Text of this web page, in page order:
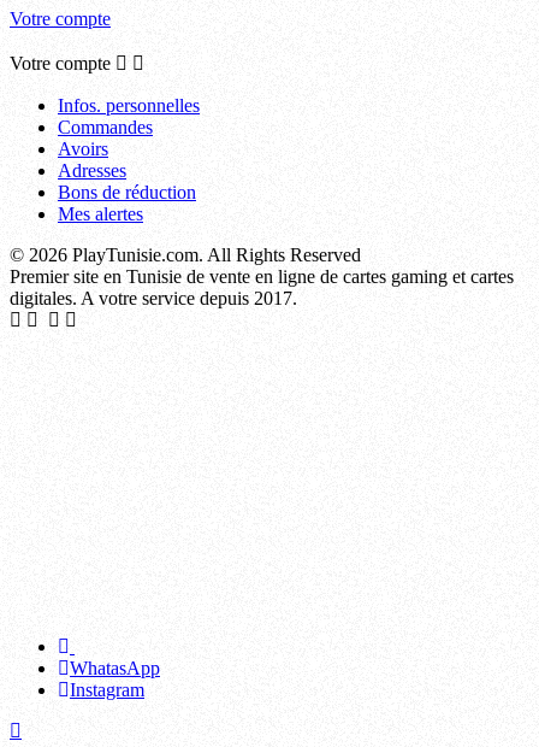
Votre compte
Votre compte  
Infos. personnelles
Commandes
Avoirs
Adresses
Bons de réduction
Mes alertes
© 2026 PlayTunisie.com. All Rights Reserved
Premier site en Tunisie de vente en ligne de cartes gaming et cartes
digitales. A votre service depuis 2017.
WhatasApp
Instagram